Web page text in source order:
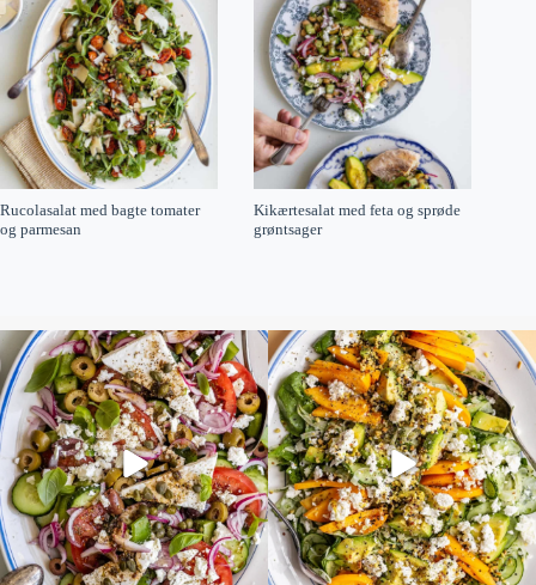
Rucolasalat med bagte tomater
og parmesan
Kikærtesalat med feta og sprøde
grøntsager